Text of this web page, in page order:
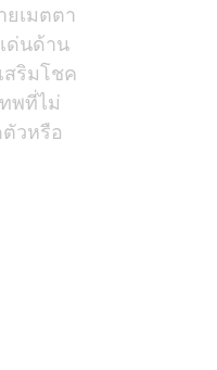
เมตตา
ด่นด้าน
สริมโชค
พที่ไม่
วหรือ